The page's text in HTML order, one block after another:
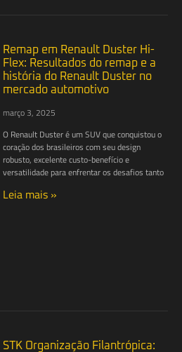
Remap em Renault Duster Hi-
Flex: Resultados do remap e a
história do Renault Duster no
mercado automotivo
março 3, 2025
O Renault Duster é um SUV que conquistou o
coração dos brasileiros com seu design
robusto, excelente custo-benefício e
versatilidade para enfrentar os desafios tanto
Leia mais »
STK Organização Filantrópica: